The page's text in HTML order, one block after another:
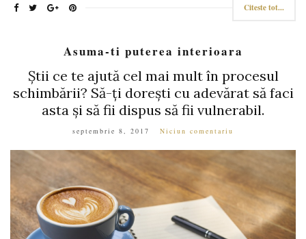
Citeste tot...
Asuma-ti puterea interioara
Știi ce te ajută cel mai mult în procesul
schimbării? Să-ți dorești cu adevărat să faci
asta și să fii dispus să fii vulnerabil.
septembrie 8, 2017 Niciun comentariu